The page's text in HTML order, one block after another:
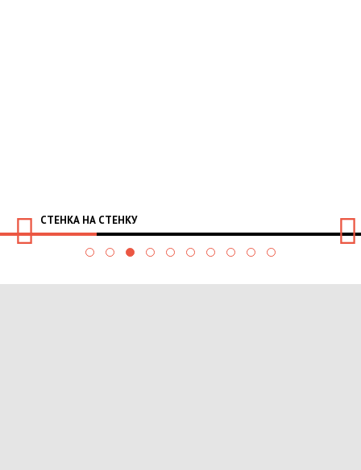
СТЕНКА НА СТЕНКУ